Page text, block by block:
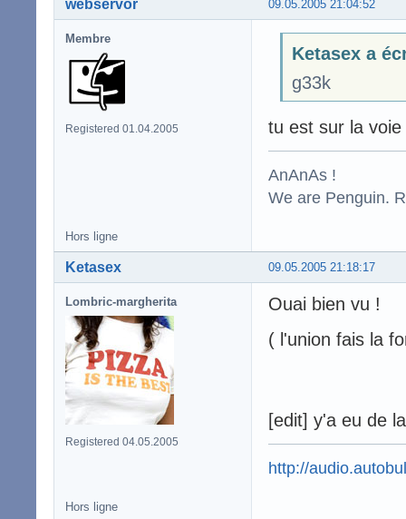
09.05.2005 21:04:52
webservor
Membre
Registered 01.04.2005
Ketasex a
g33k
tu est sur la
AnAnAs !
We are Penguin.
Hors ligne
09.05.2005 21:18:17
Ketasex
Lombric-margherita
Registered 04.05.2005
Ouai bien vu !
( l'union fais la
[edit] y'a eu de
http://
Hors ligne